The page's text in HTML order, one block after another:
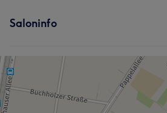
Saloninfo